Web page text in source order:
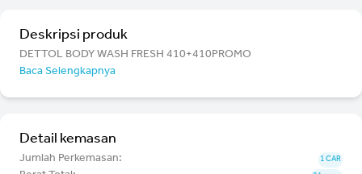
Deskripsi produk
DETTOL BODY WASH FRESH 410+410PROMO
Baca Selengkapnya
Detail kemasan
Jumlah Perkemasan: 1 CAR